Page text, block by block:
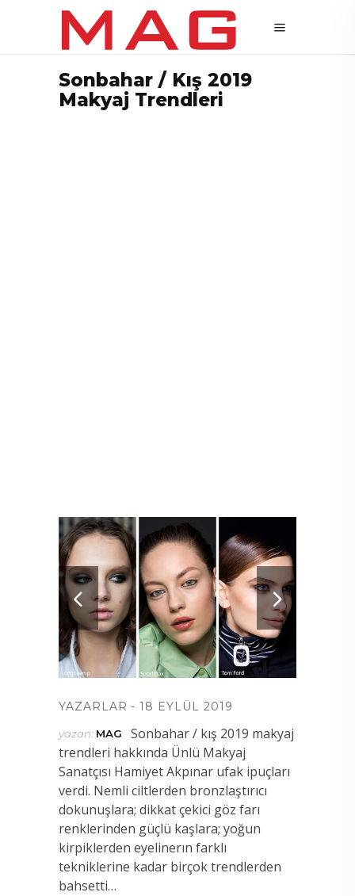
Sonbahar / Kış 2019
Makyaj Trendleri
YAZARLAR 18 EYLÜL 2019
yazan: MAG
Sonbahar / kış 2019 makyaj
trendleri hakkında Ünlü Makyaj
Sanatçısı Hamiyet Akpınar ufak ipuçları
verdi. Nemli ciltlerden bronzlaştırıcı
dokunuşlara; dikkat çekici göz farı
renklerinden güçlü kaşlara; yoğun
kirpiklerden eyelinerın farklı
tekniklerine kadar birçok trendlerden
bahsetti…